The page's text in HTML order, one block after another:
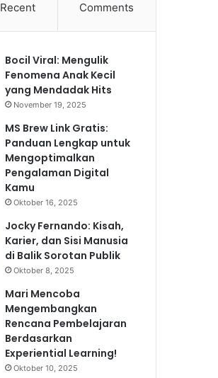
Recent Comments
Bocil Viral: Mengulik
Fenomena Anak Kecil
yang Mendadak Hits
November 19, 2025
MS Brew Link Gratis:
Panduan Lengkap untuk
Mengoptimalkan
Pengalaman Digital
Kamu
Oktober 16, 2025
Jocky Fernando: Kisah,
Karier, dan Sisi Manusia
di Balik Sorotan Publik
Oktober 8, 2025
Mari Mencoba
Mengembangkan
Rencana Pembelajaran
Berdasarkan
Experiential Learning!
Oktober 10, 2025